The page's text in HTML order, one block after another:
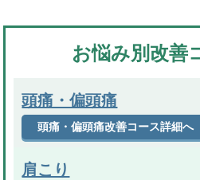
お悩み別改善
頭痛・偏頭痛
頭痛・偏頭痛改善コース詳細へ
肩こり